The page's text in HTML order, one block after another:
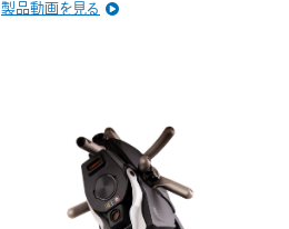
製品動画を見る